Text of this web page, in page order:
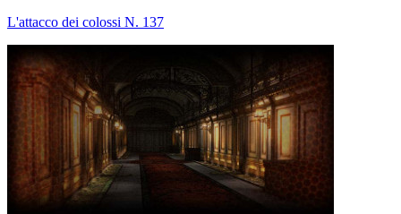
L'attacco dei colossi N. 137